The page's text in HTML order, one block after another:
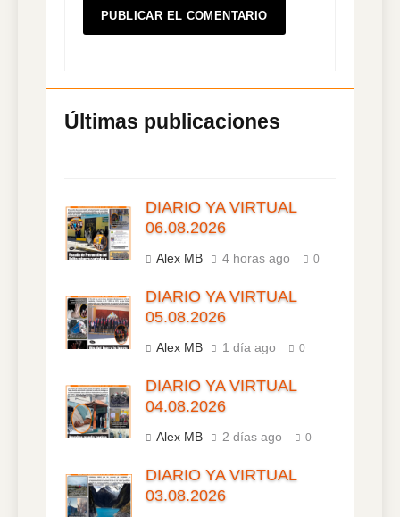
DIARIO YA VIRTUAL
06.08.2026
Alex MB 4 horas ago 0
DIARIO YA VIRTUAL
05.08.2026
Alex MB 1 día ago 0
DIARIO YA VIRTUAL
04.08.2026
Alex MB 2 días ago 0
DIARIO YA VIRTUAL
03.08.2026